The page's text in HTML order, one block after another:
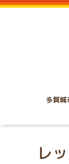
多賀
レ